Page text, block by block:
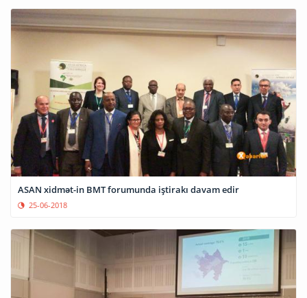
ASAN xidmət-in BMT forumunda iştirakı davam edir
25-06-2018